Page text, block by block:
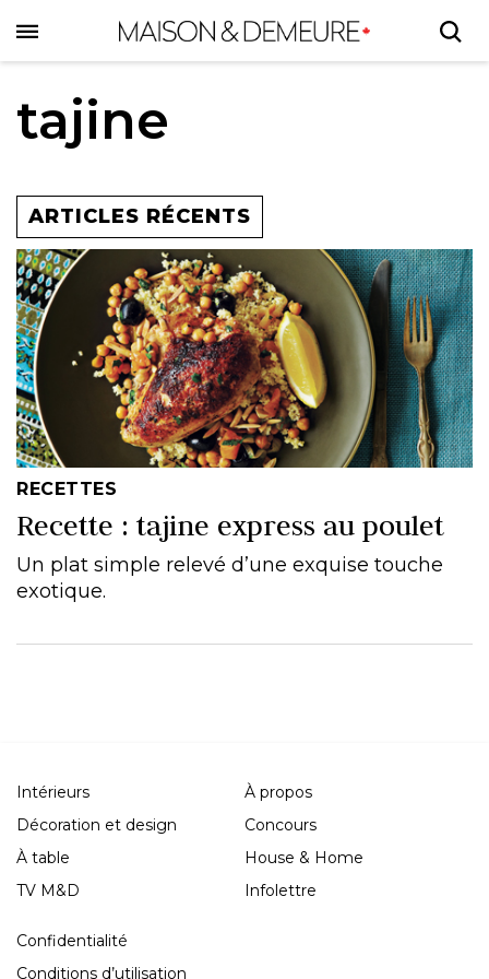
to
main
tajine
ARTICLES RÉCENTS
RECETTES
Recette : tajine express au poulet
Un plat simple relevé d’une exquise touche
exotique.
Intérieurs
Décoration et design
À table
TV M&D
À propos
Concours
House & Home
Infolettre
Confidentialité
Conditions d’utilisation